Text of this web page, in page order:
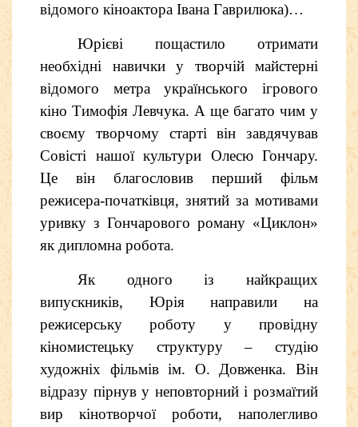
відомого кіноактора Івана Гаврилюка)…
Юрієві пощастило отримати
необхідні навички у творчій майстерні
відомого метра українського ігрового
кіно Тимофія Левчука. А ще багато чим у
своєму творчому старті він завдячував
Совісті нашої культури Олесю Гончару.
Це він благословив перший фільм
режисера-початківця, знятий за мотивами
уривку з Гончарового роману «Циклон»
як дипломна робота.
Як одного із найкращих
випускників, Юрія направили на
режисерську роботу у провідну
кіномистецьку структуру – студію
художніх фільмів ім. О. Довженка. Він
відразу пірнув у неповторний і розмаїтий
вир кінотворчої роботи, наполегливо